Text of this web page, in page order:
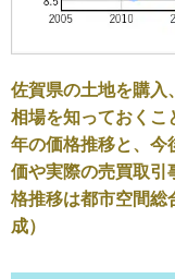
佐賀県の土地を購入
相場を知っておくこ
年の価格推移と、今
価や実際の売買取引
格推移は都市空間総
成）